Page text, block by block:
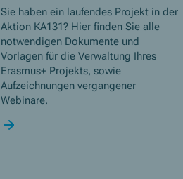
Sie haben ein laufendes Projekt in der
Aktion KA131? Hier finden Sie alle
notwendigen Dokumente und
Vorlagen für die Verwaltung Ihres
Erasmus+ Projekts, sowie
Aufzeichnungen vergangener
Webinare.